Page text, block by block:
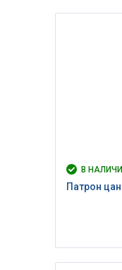
В
Патрон